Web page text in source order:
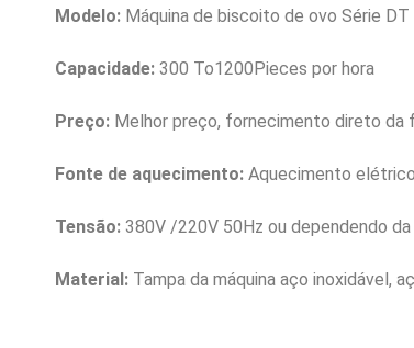
Modelo: Máquina de biscoito de ovo Série DT
Capacidade: 300 To1200Pieces por hora
Preço: Melhor preço, fornecimento direto da
Fonte de aquecimento: Aquecimento
Tensão: 380V /220V 50Hz ou dependendo da
Material: Tampa da máquina aço inoxidável,